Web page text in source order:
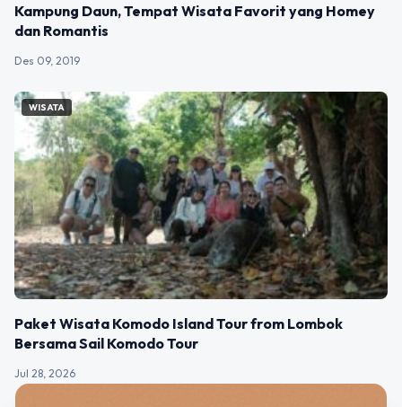
Kampung Daun, Tempat Wisata Favorit yang Homey
dan Romantis
Des 09, 2019
WISATA
Paket Wisata Komodo Island Tour from Lombok
Bersama Sail Komodo Tour
Jul 28, 2026